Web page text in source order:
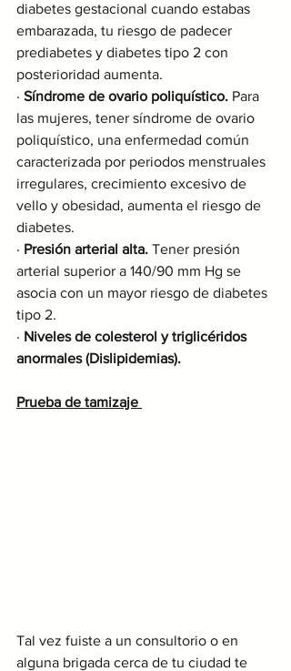
diabetes gestacional cuando estabas
embarazada, tu riesgo de padecer
prediabetes y diabetes tipo 2 con
posterioridad aumenta.
· Síndrome de ovario poliquístico. Para
las mujeres, tener síndrome de ovario
poliquístico, una enfermedad común
caracterizada por periodos menstruales
irregulares, crecimiento excesivo de
vello y obesidad, aumenta el riesgo de
diabetes.
· Presión arterial alta. Tener presión
arterial superior a 140/90 mm Hg se
asocia con un mayor riesgo de diabetes
tipo 2.
· Niveles de colesterol y triglicéridos
anormales (Dislipidemias).
Prueba de tamizaje
Tal vez fuiste a un consultorio o en
alguna brigada cerca de tu ciudad te